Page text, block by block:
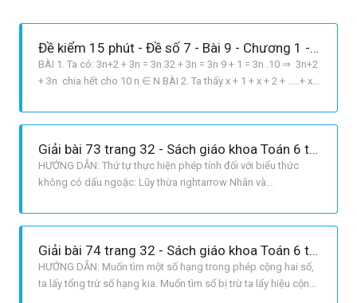
Đề kiểm 15 phút - Đề số 7 - Bài 9 - Chương 1 - Đại số 6
BÀI 1. Ta có: 3n+2 + 3n = 3n.32 + 3n = 3n 9 + 1 = 3n .10 ⇒ 3n+2
+ 3n chia hết cho 10 n ∈ N BÀI 2. Ta thấy x + 1 + x + 2 + .....+ x +
= 100x + 100 + 1.100 : 2 = 100x + 5050 ⇒ 100x + 5050 = 7450 ⇒
Giải bài 73 trang 32 - Sách giáo khoa Toán 6 tập 1
HƯỚNG DẪN: Thứ tự thực hiện phép tính đối với biểu thức
không có dấu ngoặc: Lũy thừa rightarrow Nhân và
biểu thức có dấu ngoặc: rightarrow [] rightarrow {} Chú ý áp
Giải bài 74 trang 32 - Sách giáo khoa Toán 6 tập 1
HƯỚNG DẪN: Muốn tìm một số hạng trong phép cộng hai số,
ta lấy tổng trừ số hạng kia. Muốn tìm số bị trừ ta lấy hiệu cộng